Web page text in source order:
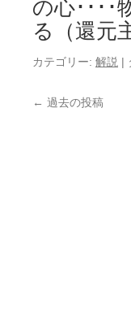
の心････
る（還元
カテゴリー: 解説 |
← 過去の投稿